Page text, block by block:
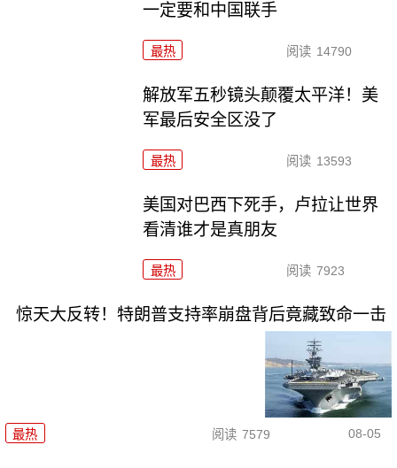
一定要和中国联手
最热 阅读 14790
解放军五秒镜头颠覆太平洋！美
军最后安全区没了
最热 阅读 13593
美国对巴西下死手，卢拉让世界
看清谁才是真朋友
最热 阅读 7923
惊天大反转！特朗普支持率崩盘背后竟藏致命一击
最热 阅读 7579 08-05